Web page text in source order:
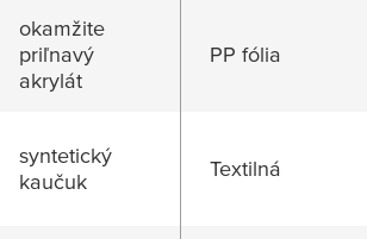
okamžite
priľnavý
akrylát
PP fólia
syntetický
kaučuk
Textilná